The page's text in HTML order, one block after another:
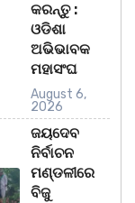
କରନ୍ତୁ :
ଓଡିଶା
ଅଭିଭାବକ
ମହାସଂଘ
August 6,
2026
ଜୟଦେବ
ନିର୍ବାଚନ
ମଣ୍ଡଳୀରେ
ବିଜୁ